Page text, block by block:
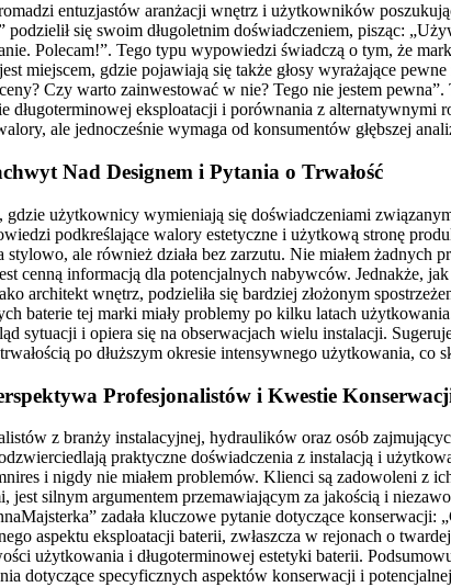
entuzjastów aranżacji wnętrz i użytkowników
się swoim długoletnim doświadczeniem, pisząc:
Polecam!”. Tego typu wypowiedzi świadczą o tym, że
miejscem, gdzie pojawiają się także głosy wyrażające
Czy warto zainwestować w nie? Tego nie jestem
długoterminowej eksploatacji i porównania z
ale jednocześnie wymaga od konsumentów głębszej
Nad Designem i Pytania o Trwałość
użytkownicy wymieniają się doświadczeniami
podkreślające walory estetyczne i użytkową stronę
ale również działa bez zarzutu. Nie miałem
cenną informacją dla potencjalnych nabywców. Jednakże,
architekt wnętrz, podzieliła się bardziej złożonym
baterie tej marki miały problemy po kilku latach
sytuacji i opiera się na obserwacjach wielu instalacji.
po dłuższym okresie intensywnego użytkowania,
Profesjonalistów i Kwestie
z branży instalacyjnej, hydraulików oraz osób
praktyczne doświadczenia z instalacją i
i nigdy nie miałem problemów. Klienci są zadowoleni z
silnym argumentem przemawiającym za jakością i
zadała kluczowe pytanie dotyczące konserwacji:
aspektu eksploatacji baterii, zwłaszcza w rejonach o
użytkowania i długoterminowej estetyki baterii.
dotyczące specyficznych aspektów konserwacji i